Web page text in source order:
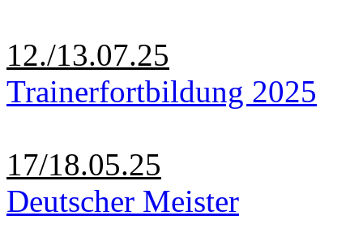
12./13.07.25
Trainerfortbildung 2025
17/18.05.25
Deutscher Meister